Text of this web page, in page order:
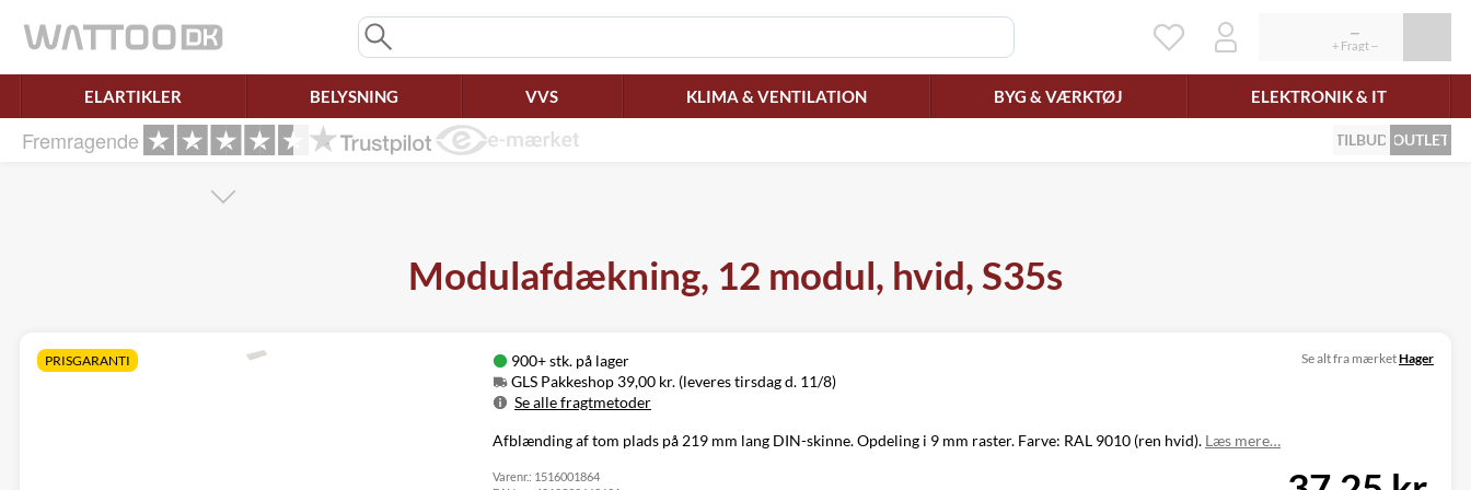
ELARTIKLER BELYSNING VVS KLIMA & VENTILATION BYG & VÆRKTØJ ELEKTRONIK & IT
Fremragende TILBUD OUTLET
Modulafdækning, 12 modul, hvid, S35s
PRISGARANTI
900+ stk. på lager
GLS Pakkeshop 39,00 kr. (leveres tirsdag d. 11/8)
Se alle fragtmetoder
Metode
Pris
Leveres
GLS
Se alt fra mærketHager
Afblænding af tom plads på 219 mm lang DIN-skinne. Opdeling i 9 mm raster. Farve: RAL 9010 (ren hvid). Læs mere…
Varenr.: 1516001864
Ret samtykke!